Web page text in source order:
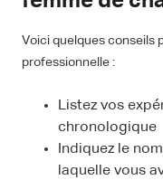
Voici quelques conseils
professionnelle :
Listez vos
chronologique
Indiquez le
laquelle vous